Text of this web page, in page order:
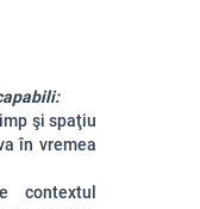
şi spaţiu
în vremea
contextul